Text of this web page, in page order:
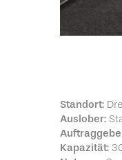
Standort:
Auslober:
Kapazität: